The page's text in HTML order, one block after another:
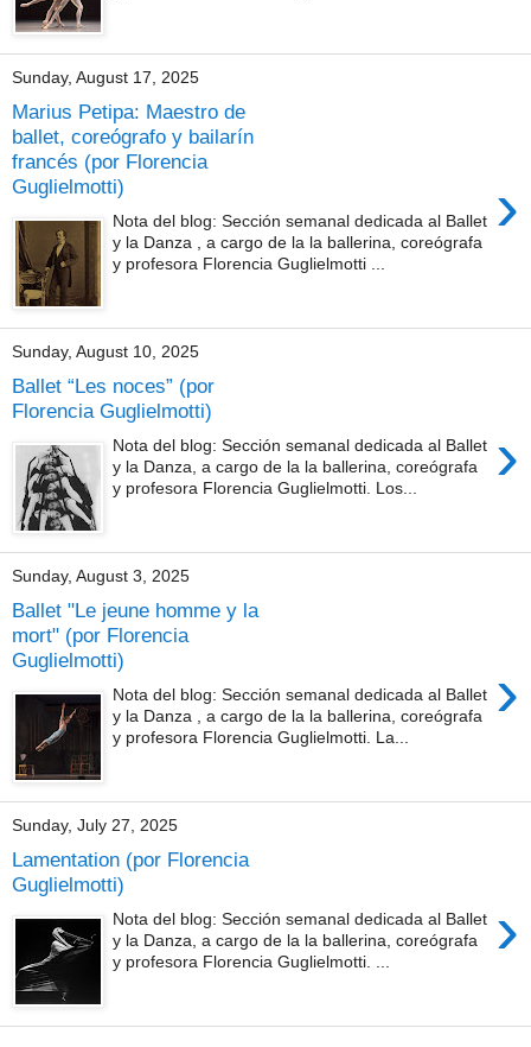
Sunday, August 17, 2025
Marius Petipa: Maestro de
ballet, coreógrafo y bailarín
francés (por Florencia
Guglielmotti)
›
Nota del blog: Sección semanal dedicada al Ballet
y la Danza , a cargo de la la ballerina, coreógrafa
y profesora Florencia Guglielmotti ...
Sunday, August 10, 2025
Ballet “Les noces” (por
Florencia Guglielmotti)
›
Nota del blog: Sección semanal dedicada al Ballet
y la Danza, a cargo de la la ballerina, coreógrafa
y profesora Florencia Guglielmotti. Los...
Sunday, August 3, 2025
Ballet "Le jeune homme y la
mort" (por Florencia
Guglielmotti)
›
Nota del blog: Sección semanal dedicada al Ballet
y la Danza , a cargo de la la ballerina, coreógrafa
y profesora Florencia Guglielmotti. La...
Sunday, July 27, 2025
Lamentation (por Florencia
Guglielmotti)
›
Nota del blog: Sección semanal dedicada al Ballet
y la Danza, a cargo de la la ballerina, coreógrafa
y profesora Florencia Guglielmotti. ...